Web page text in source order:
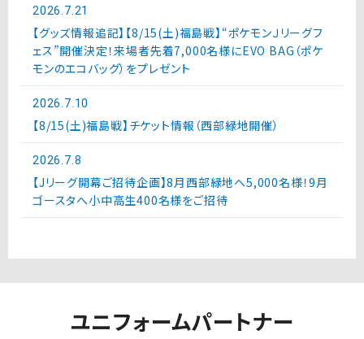
2026.7.21
【グッズ情報追記】【8/15(土)福島戦】“ポケモンＪリーグフ
ェス”開催決定！来場者先着7,000名様にEVO BAG（ポケ
モンのエコバッグ）をプレゼント
2026.7.10
【8/15(土)福島戦】チケット情報（西部緑地開催）
2026.7.8
【Jリーグ開幕ご招待企画】8月西部緑地へ5,000名様！9月
ゴースタへ小中高生400名様をご招待
ユニフォームパートナー